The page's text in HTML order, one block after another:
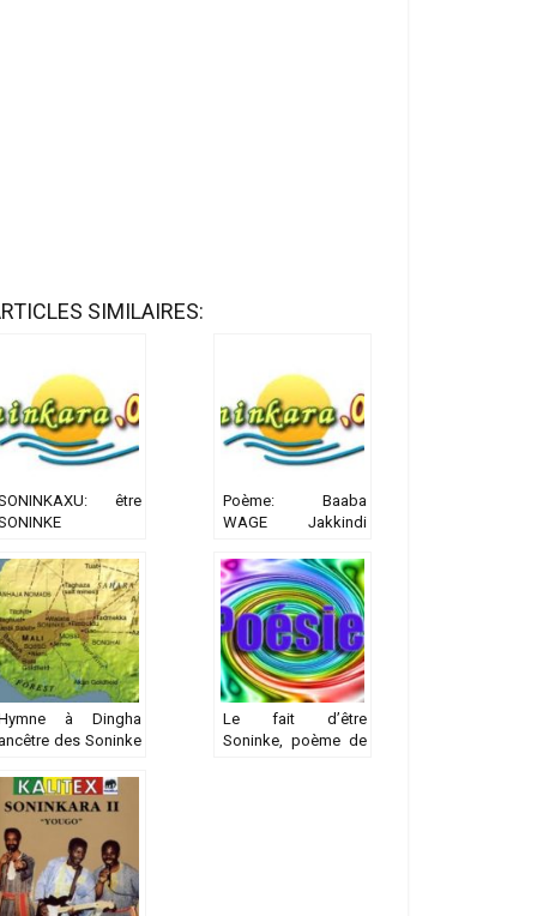
SIMILAIRES:
être
Poème: Baaba
WAGE Jakkindi
à Dingha
ancêtre des Soninke
l’empire du Ghana
(Wagadou)
Le fait d’être
Soninke, poème de